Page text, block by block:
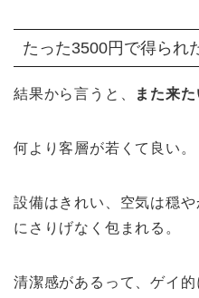
たった3500円で得られ
結果から言うと、 また来
何より客層が若くて良い。
設備はきれい、空気は穏
にさりげなく包まれる。
清潔感があるって、ゲイ